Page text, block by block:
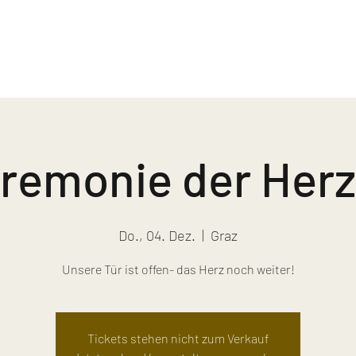
der
Do., 04. Dez.
  |
Graz
Unsere Tür ist offen- das Herz noch weiter!
Tickets stehen nicht zum Verkauf